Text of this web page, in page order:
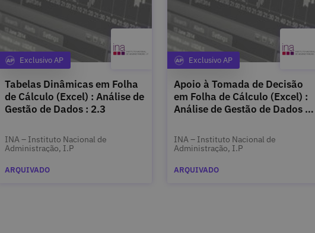
Tabelas Dinâmicas em Folha
de Cálculo (Excel) : Análise de
Gestão de Dados : 2.3
INA – Instituto Nacional de
Administração, I.P
Categoria
Exclusivo AP
ARQUIVADO
Apoio à Tomada de Decisão
em Folha de Cálculo (Excel) :
Análise de Gestão de Dados :
INA – Instituto Nacional de
Administração, I.P
Categoria
Exclusivo AP
ARQUIVADO